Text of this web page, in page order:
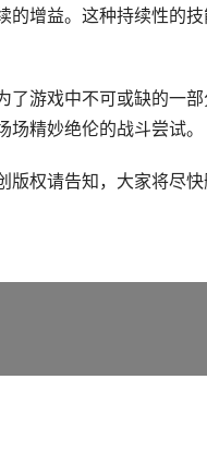
的增益。这种持续性的
了游戏中不可或缺的一
精妙绝伦的战斗尝试。
版权请告知，大家将尽